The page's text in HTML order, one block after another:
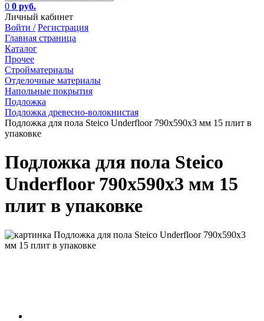
0 0 руб.
Личный кабинет
Войти / Регистрация
Главная страница
Каталог
Прочее
Стройматериалы
Отделочные материалы
Напольные покрытия
Подложка
Подложка древесно-волокнистая
Подложка для пола Steico Underfloor 790х590х3 мм 15 плит в
упаковке
Подложка для пола Steico
Underfloor 790х590х3 мм 15
плит в упаковке